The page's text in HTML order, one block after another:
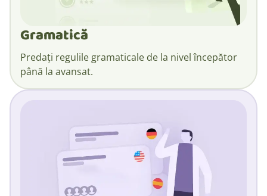
Gramatică
Predați regulile gramaticale de la nivel începător
până la avansat.